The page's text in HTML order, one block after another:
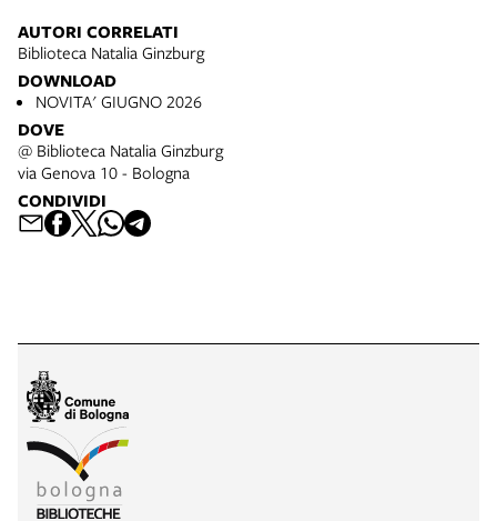
AUTORI CORRELATI
Biblioteca Natalia Ginzburg
DOWNLOAD
NOVITA' GIUGNO 2026
DOVE
@ Biblioteca Natalia Ginzburg
via Genova 10 - Bologna
CONDIVIDI